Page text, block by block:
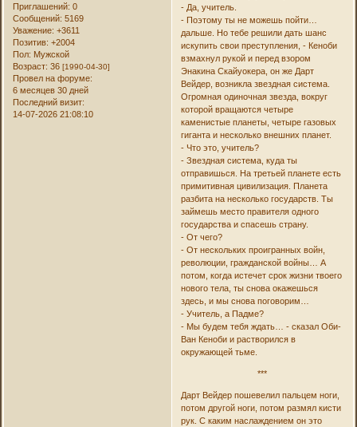
Приглашений: 0
Сообщений: 5169
Уважение: +3611
Позитив: +2004
Пол: Мужской
Возраст: 36[1990-04-30]
Провел на форуме:
6 месяцев 30 дней
Последний визит:
14-07-2026 21:08:10
- Да, учитель.
- Поэтому ты не можешь пойти…
дальше. Но тебе решили дать шанс
искупить свои преступления, - Кеноби
взмахнул рукой и перед взором
Энакина Скайуокера, он же Дарт
Вейдер, возникла звездная система.
Огромная одиночная звезда, вокруг
которой вращаются четыре
каменистые планеты, четыре газовых
гиганта и несколько внешних планет.
- Что это, учитель?
- Звездная система, куда ты
отправишься. На третьей планете есть
примитивная цивилизация. Планета
разбита на несколько государств. Ты
займешь место правителя одного
государства и спасешь страну.
- От чего?
- От нескольких проигранных войн,
революции, гражданской войны… А
потом, когда истечет срок жизни твоего
нового тела, ты снова окажешься
здесь, и мы снова поговорим…
- Учитель, а Падме?
- Мы будем тебя ждать… - сказал Оби-
Ван Кеноби и растворился в
окружающей тьме.
***
Дарт Вейдер пошевелил пальцем ноги,
потом другой ноги, потом размял кисти
рук. С каким наслаждением он это